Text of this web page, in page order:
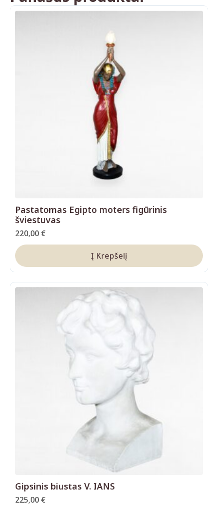
Pastatomas Egipto moters figūrinis
šviestuvas
220,00 €
Į Krepšelį
Gipsinis biustas V. IANS
225,00 €